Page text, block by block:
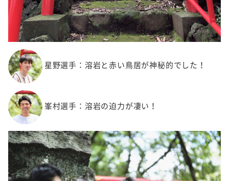
星野選手：溶岩と赤い鳥居が神秘的でした！
峯村選手：溶岩の迫力が凄い！